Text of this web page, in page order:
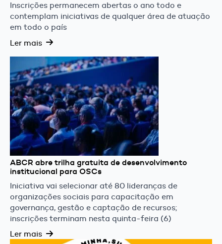
Inscrições permanecem abertas o ano todo e
contemplam iniciativas de qualquer área de atuação
em todo o país
Ler mais
ABCR abre trilha gratuita de desenvolvimento
institucional para OSCs
Iniciativa vai selecionar até 80 lideranças de
organizações sociais para capacitação em
governança, gestão e captação de recursos;
inscrições terminam nesta quinta-feira (6)
Ler mais